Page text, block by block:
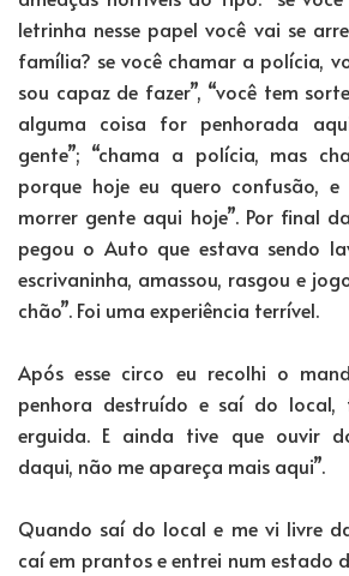
letrinha nesse papel você vai se
família? se você chamar a polícia,
sou capaz de fazer”, “você tem
alguma coisa for penhorada
gente”; “chama a polícia, mas
porque hoje eu quero confusão, e
morrer gente aqui hoje”. Por final
pegou o Auto que estava sendo
escrivaninha, amassou, rasgou e
chão”. Foi uma experiência terrível.
Após esse circo eu recolhi o
penhora destruído e saí do local,
erguida. E ainda tive que ouvir
daqui, não me apareça mais aqui”.
Quando saí do local e me vi livre
caí em prantos e entrei num estado